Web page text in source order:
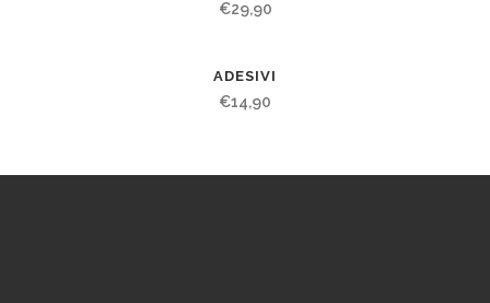
€29,90
ADESIVI
€14,90